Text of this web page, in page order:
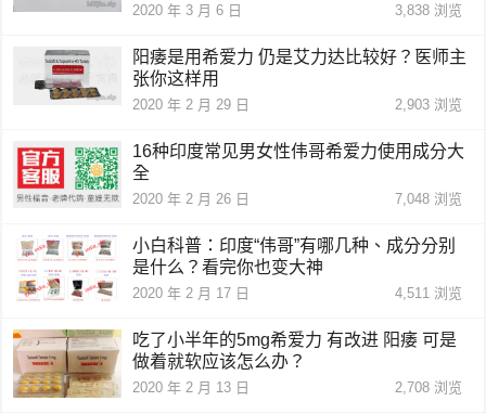
2020 年 3 月 6 日 3,838浏览
阳痿是用希爱力 仍是艾力达比较好？医师主
张你这样用
2020 年 2 月 29 日 2,903浏览
16种印度常见男女性伟哥希爱力使用成分大
全
2020 年 2 月 26 日 7,048浏览
小白科普：印度“伟哥”有哪几种、成分分别
是什么？看完你也变大神
2020 年 2 月 17 日 4,511 浏览
吃了小半年的5mg希爱力 有改进 阳痿 可是
做着就软应该怎么办？
2020 年 2 月 13 日 2,708浏览